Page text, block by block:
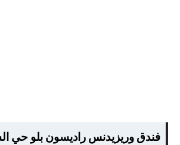
فندق وريزيدنس راديسون بلو حي